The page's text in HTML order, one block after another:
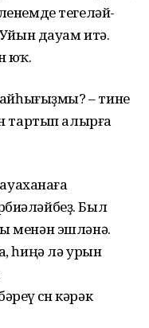
тегеләй-
Уйын дауам итә.
юҡ.
– тине
тартып алырға
Был
менән эшләнә.
һиңә лә урын
өсөн кәрәк